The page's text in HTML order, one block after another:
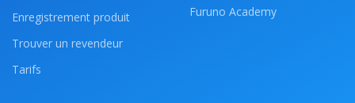
Enregistrement produit
Trouver un revendeur
Tarifs
Furuno Academy